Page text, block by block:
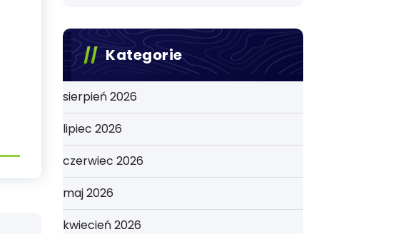
Kategorie
sierpień 2026
lipiec 2026
czerwiec 2026
maj 2026
kwiecień 2026